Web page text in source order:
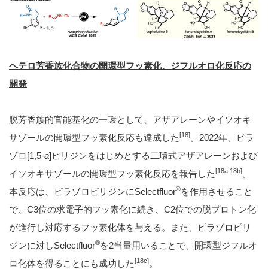
ヘテロ芳香族化合物の開環型フッ素化、ジフルオロ化反応の
開発
脱芳香族的官能基化の一環として、アザアレーンやイソオキ
サゾールの開環型フッ素化反応も達成した [18] 。2022年、ピラ
ゾロ[1,5-a]ピリジンをはじめとする二環式アザアレーンおよび
イソオキサゾールの開環型フッ素化反応を報告した [18a,18b] 。
本反応は、ピラゾロピリジンにSelectfluor®︎を作用させること
で、C3位の求電子的フッ素化に続き、C2位での脱プロトン化
が進行し対応するフッ素化体を与える。また、ピラゾロピリ
ジンに対しSelectfluor®︎を2当量用いることで、開環型ジフルオ
ロ化体を得ることにも成功した [18c] 。